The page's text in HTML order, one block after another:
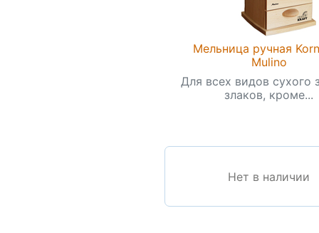
Мельница ручная
Mulino
Для всех видов сухого
злаков, кроме...
Нет в наличии